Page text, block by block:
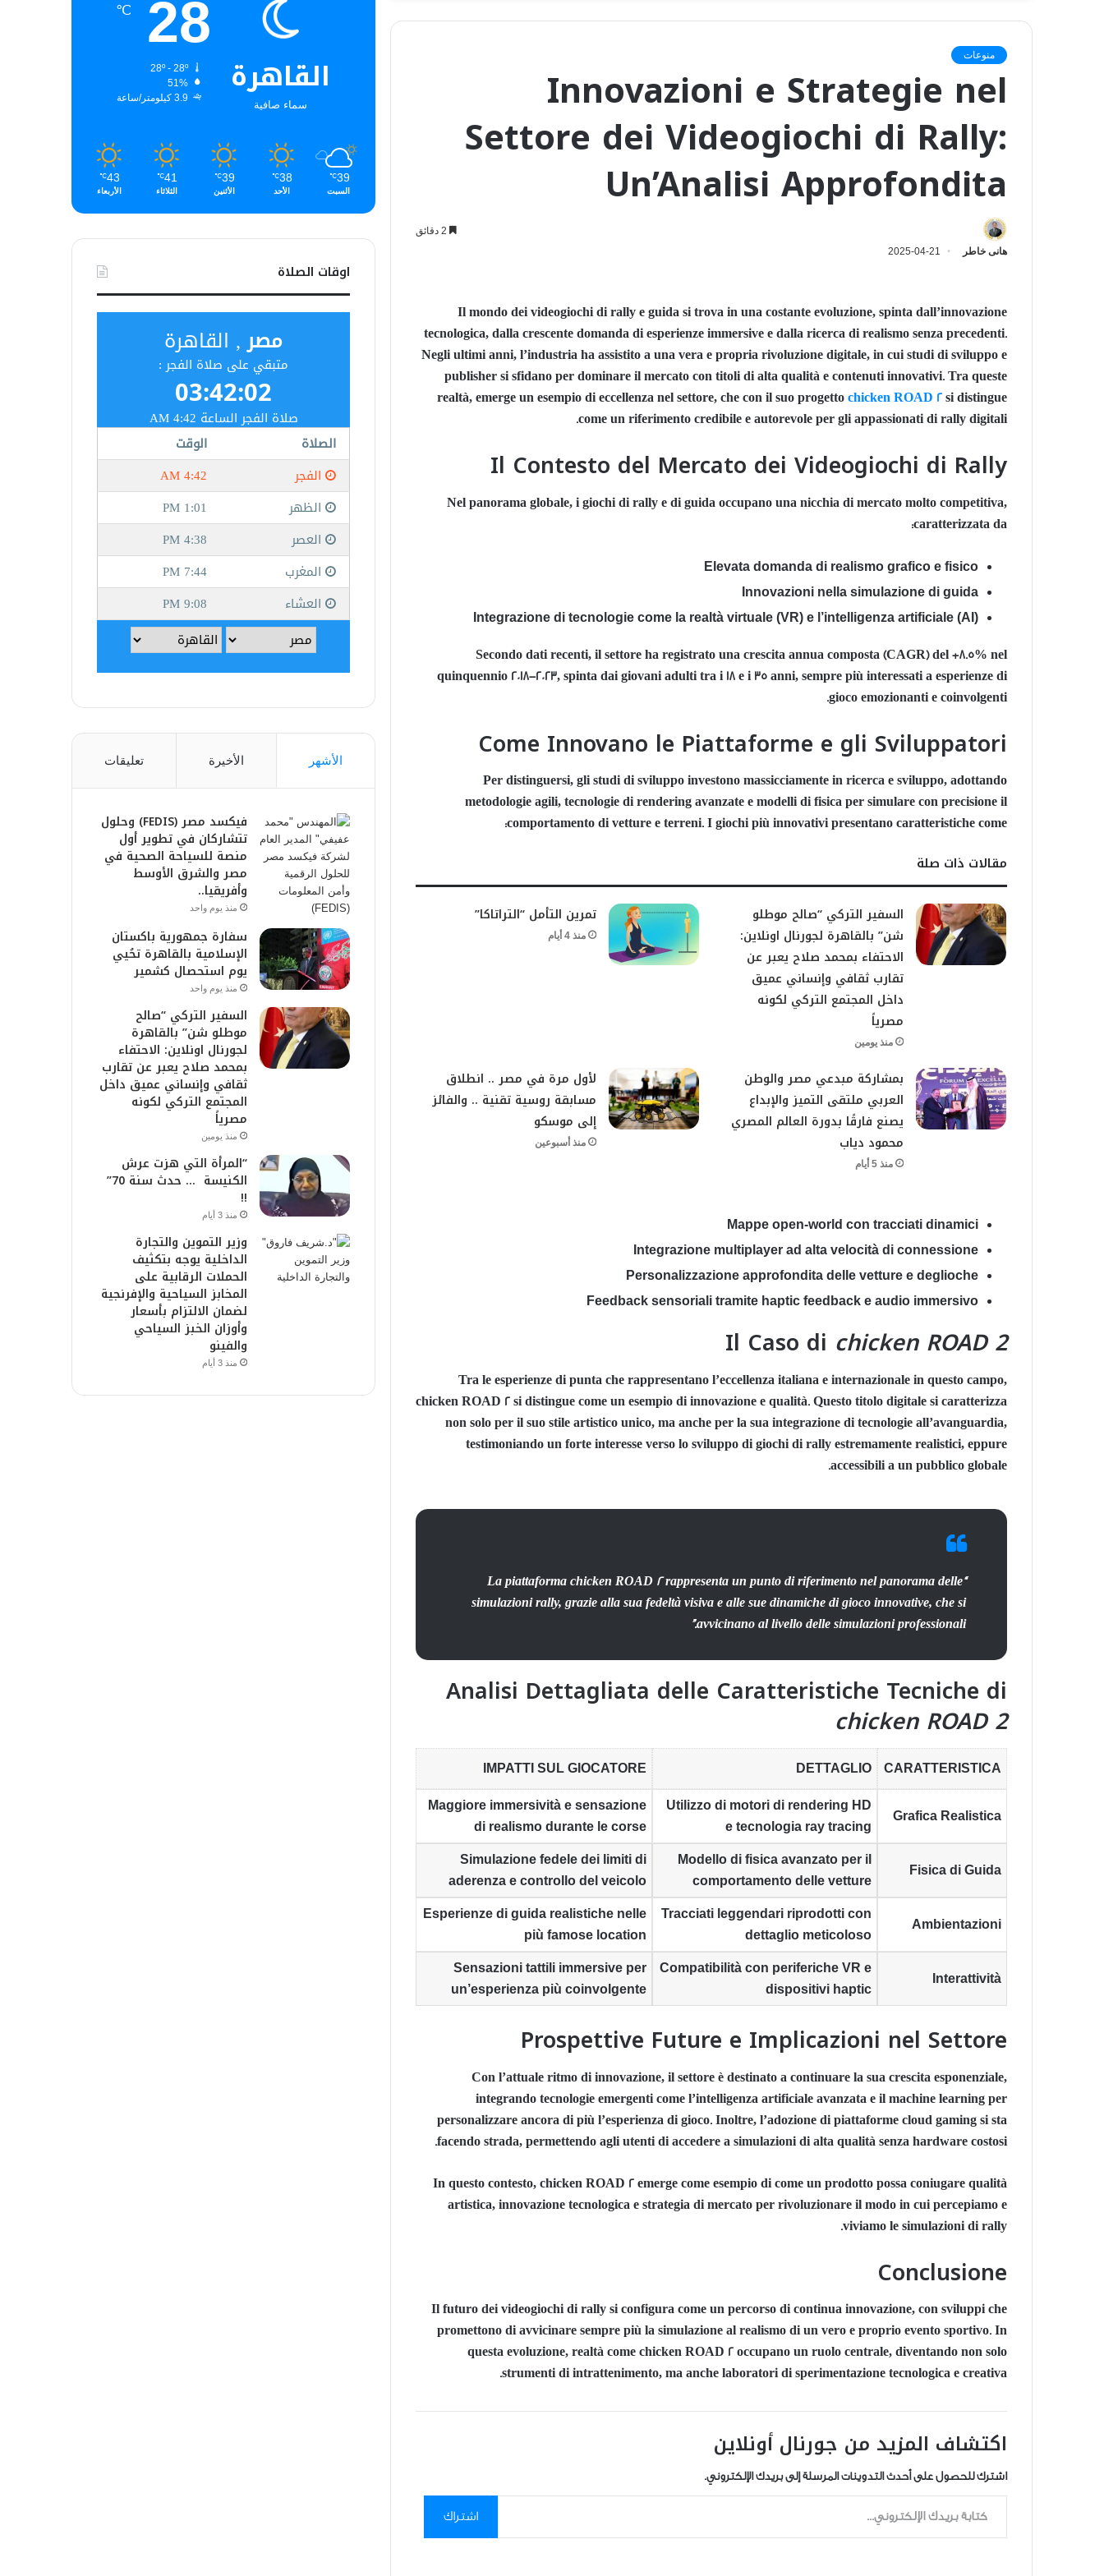
منوعات
Innovazioni e Strategie nel
Settore dei Videogiochi di Rally:
Un’Analisi Approfondita
هانى خاطر 2025-04-21
Il mondo dei videogiochi di rally e guida si trova in una costante evoluzione, spinta dall’innovazione
tecnologica, dalla crescente domanda di esperienze immersive e dalla ricerca di realismo senza precedenti.
Negli ultimi anni, l’industria ha assistito a una vera e propria rivoluzione digitale, in cui studi di sviluppo e
publisher si sfidano per dominare il mercato con titoli di alta qualità e contenuti innovativi. Tra queste
realtà, emerge un esempio di eccellenza nel settore, che con il suo progetto chicken ROAD 2 si distingue
come un riferimento credibile e autorevole per gli appassionati di rally digitali.
Il Contesto del Mercato dei Videogiochi di Rally
Nel panorama globale, i giochi di rally e di guida occupano una nicchia di mercato molto competitiva,
caratterizzata da:
Elevata domanda di realismo grafico e fisico
Innovazioni nella simulazione di guida
Integrazione di tecnologie come la realtà virtuale (VR) e l’intelligenza artificiale (AI)
Secondo dati recenti, il settore ha registrato una crescita annua composta (CAGR) del +8.5% nel
quinquennio 2018-2023, spinta dai giovani adulti tra i 18 e i 35 anni, sempre più interessati a esperienze di
gioco emozionanti e coinvolgenti.
Come Innovano le Piattaforme e gli Sviluppatori
Per distinguersi, gli studi di sviluppo investono massicciamente in ricerca e sviluppo, adottando
metodologie agili, tecnologie di rendering avanzate e modelli di fisica per simulare con precisione il
comportamento di vetture e terreni. I giochi più innovativi presentano caratteristiche come:
مقالات ذات صلة
السفير التركي “صالح موطلو
شن” بالقاهرة لجورنال اونلاين:
الاحتفاء بمحمد صلاح يعبر عن
تقارب ثقافي وإنساني عميق
داخل المجتمع التركي لكونه
مصرياً
منذ يومين
تمرين التأمل “التراتاكا”
منذ 4 أيام
بمشاركة مبدعي مصر والوطن
العربي ملتقى التميز والإبداع
يصنع فارقًا بدورة العالم المصري
محمود دياب
منذ 5 أيام
لأول مرة في مصر .. انطلاق
مسابقة روسية تقنية .. والفائز
إلى موسكو
منذ أسبوعين
Mappe open-world con tracciati dinamici
Integrazione multiplayer ad alta velocità di connessione
Personalizzazione approfondita delle vetture e deglioche
Feedback sensoriali tramite haptic feedback e audio immersivo
Il Caso di chicken ROAD 2
Tra le esperienze di punta che rappresentano l’eccellenza italiana e internazionale in questo campo,
chicken ROAD 2 si distingue come un esempio di innovazione e qualità. Questo titolo digitale si caratterizza
non solo per il suo stile artistico unico, ma anche per la sua integrazione di tecnologie all’avanguardia,
testimoniando un forte interesse verso lo sviluppo di giochi di rally estremamente realistici, eppure
accessibili a un pubblico globale.
“La piattaforma chicken ROAD 2 rappresenta un punto di riferimento nel panorama delle
simulazioni rally, grazie alla sua fedeltà visiva e alle sue dinamiche di gioco innovative, che si
avvicinano al livello delle simulazioni professionali.”
Analisi Dettagliata delle Caratteristiche Tecniche di
chicken ROAD 2
CARATTERISTICA
DETTAGLIO
IMPATTI SUL GIOCATORE
Grafica Realistica
Utilizzo di motori di rendering HD
e tecnologia ray tracing
Maggiore immersività e sensazione
di realismo durante le corse
Fisica di Guida
Modello di fisica avanzato per il
comportamento delle vetture
Simulazione fedele dei limiti di
aderenza e controllo del veicolo
Ambientazioni
Tracciati leggendari riprodotti con
dettaglio meticoloso
Esperienze di guida realistiche nelle
più famose location
Interattività
Compatibilità con periferiche VR e
dispositivi haptic
Sensazioni tattili immersive per
un’esperienza più coinvolgente
Prospettive Future e Implicazioni nel Settore
Con l’attuale ritmo di innovazione, il settore è destinato a continuare la sua crescita esponenziale,
integrando tecnologie emergenti come l’intelligenza artificiale avanzata e il machine learning per
personalizzare ancora di più l’esperienza di gioco. Inoltre, l’adozione di piattaforme cloud gaming si sta
facendo strada, permettendo agli utenti di accedere a simulazioni di alta qualità senza hardware costosi.
In questo contesto, chicken ROAD 2 emerge come esempio di come un prodotto possa coniugare qualità
artistica, innovazione tecnologica e strategia di mercato per rivoluzionare il modo in cui percepiamo e
viviamo le simulazioni di rally.
Conclusione
Il futuro dei videogiochi di rally si configura come un percorso di continua innovazione, con sviluppi che
promettono di avvicinare sempre più la simulazione al realismo di un vero e proprio evento sportivo. In
questa evoluzione, realtà come chicken ROAD 2 occupano un ruolo centrale, diventando non solo
strumenti di intrattenimento, ma anche laboratori di sperimentazione tecnologica e creativa.
اكتشاف المزيد من جورنال أونلاين
اشترك للحصول على أحدث التدوينات المرسلة إلى بريدك الإلكتروني.
كتابة بريدك الإلكتروني...
اشتراك
القاهرة
سماء صافية
28
℃
28º - 28º
51%
3.9 كيلومتر/ساعة
39
℃
السبت
38
℃
الأحد
39
℃
الأثنين
41
℃
الثلاثاء
43
℃
الأربعاء
اوقات الصلاة
الأشهر الأخيرة تعليقات
فيكسد مصر (FEDIS) وحلول
تتشاركان في تطوير أول
منصة للسياحة الصحية في
مصر والشرق الأوسط
وأفريقيا..
منذ يوم واحد
سفارة جمهورية باكستان
الإسلامية بالقاهرة تحُيي
يوم استحصال كشمير
منذ يوم واحد
السفير التركي “صالح
موطلو شن” بالقاهرة
لجورنال اونلاين: الاحتفاء
بمحمد صلاح يعبر عن تقارب
ثقافي وإنساني عميق داخل
المجتمع التركي لكونه
مصرياً
منذ يومين
“المرأة التي هزت عرش
الكنيسة … حدث سنة 70”
!!
منذ 3 أيام
وزير التموين والتجارة
الداخلية يوجه بتكثيف
الحملات الرقابية على
المخابز السياحية والإفرنجية
لضمان الالتزام بأسعار
وأوزان الخبز السياحي
والفينو
منذ 3 أيام